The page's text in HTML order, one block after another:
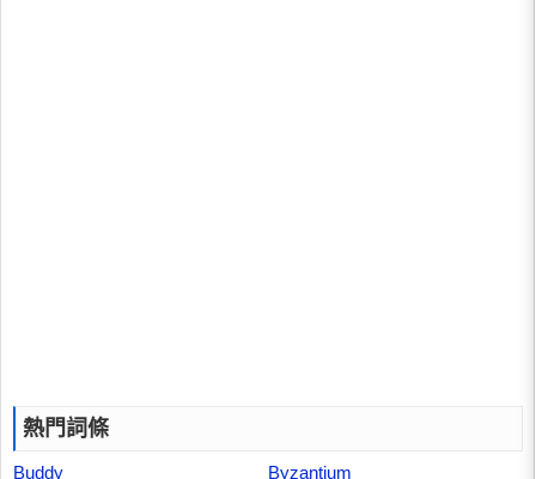
熱門詞條
Buddy
Byzantium